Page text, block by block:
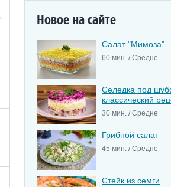
Новое на сайте
Салат "Мимоза"
60 мин. / Средне
Селедка под
классический
30 мин. / Средне
Грибной салат
45 мин. / Средне
Стейк из семги